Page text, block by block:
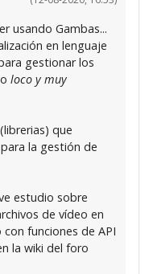
usando Gambas...
en lenguaje
gestionar los
loco y muy
que
la gestión de
estudio sobre
de vídeo en
funciones de API
la wiki del foro